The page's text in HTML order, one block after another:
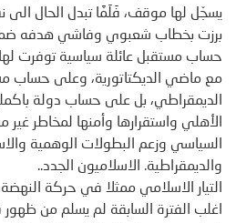
يسجّل لها موقف، فَلَمَّا تبدل الحال الى
برزت بخطاب شعبوي وفاشي هدفه
حساب مستقبل عائلة سياسية توفرت
مع ماضي الديكتاتورية، وعلى حساب
الديمقراطي، بل على حساب دولة
الأهلي واستقرارها وأمنها لمخاطر غير
السياسي وزعم البطولات الوهمية
والديمقراطية. الاسلاميون الجدد..
التيار الاسلامي ممثلا في حركة
اغلب الفترة السابقة لم يسلم من